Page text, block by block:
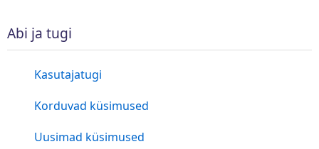
Abi ja tugi
Kasutajatugi
Korduvad küsimused
Uusimad küsimused